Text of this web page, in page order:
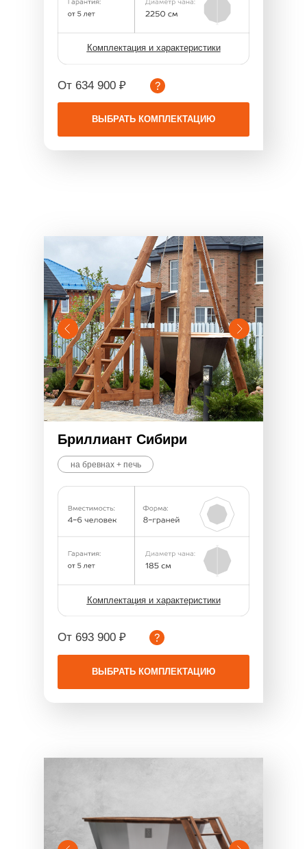
От 634 900 ₽
ВЫБРАТЬ КОМПЛЕКТАЦИЮ
Комплектация и характеристики
Бриллиант Сибири
на бревнах + печь
От 693 900 ₽
ВЫБРАТЬ КОМПЛЕКТАЦИЮ
Комплектация и характеристики